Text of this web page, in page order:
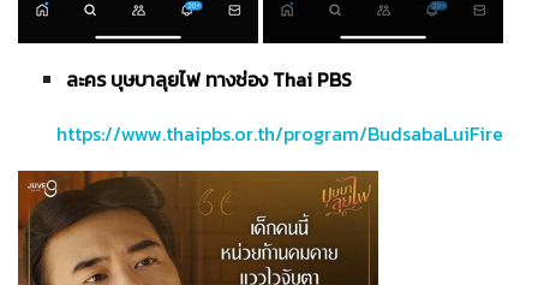
ละคร บุษบาลุยไฟ ทางช่อง Thai PBS
https://www.thaipbs.or.th/program/BudsabaLuiFire